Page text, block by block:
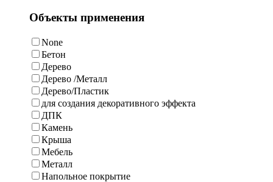
Объекты применения
None
Бетон
Дерево
Дерево /Металл
Дерево/Пластик
для создания декоративного эффекта
ДПК
Камень
Крыша
Мебель
Металл
Напольное покрытие